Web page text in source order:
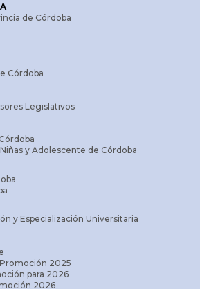
de Córdoba
Córdoba
Legislativos
y Adolescente de Córdoba
y Especialización Universitaria
2025
para 2026
2026